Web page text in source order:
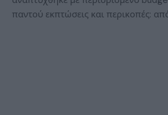
παντού εκπτώσεις και περικοπές: